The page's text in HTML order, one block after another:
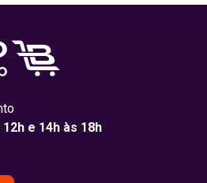
e 14h às 18h